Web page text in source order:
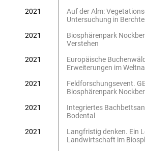
2021
Auf der Alm:
Untersuchung in
2021
Biosphärenpark
Verstehen
2021
Europäische
Erweiterungen im
2021
Feldforschungsevent.
Biosphärenpark
2021
Integriertes
Bodental
2021
Langfristig denken. Ein
Landwirtschaft im